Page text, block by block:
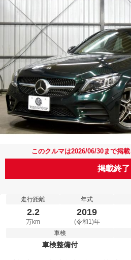
このクルマは2026/06/30まで掲載
掲載終了
走行距離
2.2
万km
年式
2019
(令和1)年
車検
車検整備付